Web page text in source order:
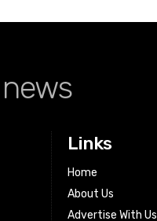
news
Links
Home
About Us
Advertise With Us